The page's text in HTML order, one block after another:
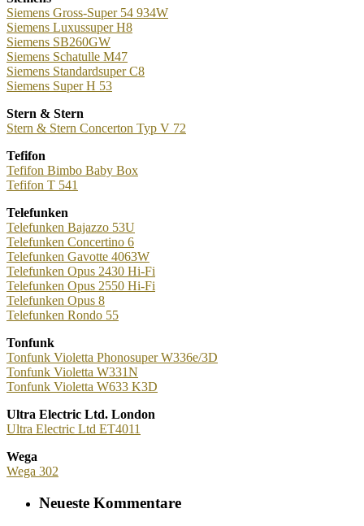
Siemens Gross-Super 54 934W
Siemens Luxussuper H8
Siemens SB260GW
Siemens Schatulle M47
Siemens Standardsuper C8
Siemens Super H 53
Stern & Stern
Stern & Stern Concerton Typ V 72
Tefifon
Tefifon Bimbo Baby Box
Tefifon T 541
Telefunken
Telefunken Bajazzo 53U
Telefunken Concertino 6
Telefunken Gavotte 4063W
Telefunken Opus 2430 Hi-Fi
Telefunken Opus 2550 Hi-Fi
Telefunken Opus 8
Telefunken Rondo 55
Tonfunk
Tonfunk Violetta Phonosuper W336e/3D
Tonfunk Violetta W331N
Tonfunk Violetta W633 K3D
Ultra Electric Ltd. London
Ultra Electric Ltd ET4011
Wega
Wega 302
Neueste Kommentare